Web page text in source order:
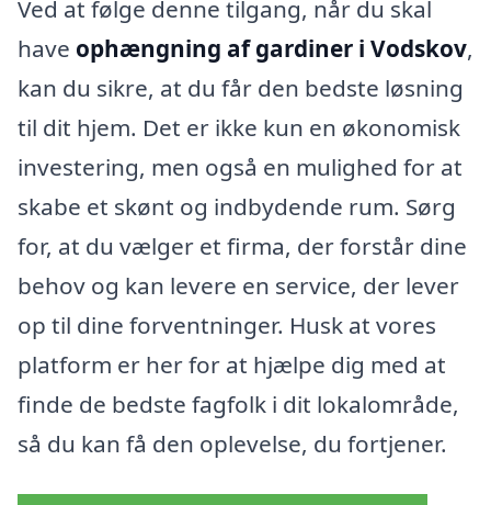
Ved at følge denne tilgang, når du skal
have ophængning af gardiner i Vodskov,
kan du sikre, at du får den bedste løsning
til dit hjem. Det er ikke kun en økonomisk
investering, men også en mulighed for at
skabe et skønt og indbydende rum. Sørg
for, at du vælger et firma, der forstår dine
behov og kan levere en service, der lever
op til dine forventninger. Husk at vores
platform er her for at hjælpe dig med at
finde de bedste fagfolk i dit lokalområde,
så du kan få den oplevelse, du fortjener.